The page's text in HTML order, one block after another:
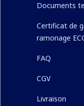
Documents
Certificat de
ramonage
FAQ
CGV
Livraison